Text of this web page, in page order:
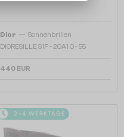
Dior — Sonnenbrillen
DIORESILLE S1F - 20A1 O - 55
440 EUR
2-4 WERKTAGE